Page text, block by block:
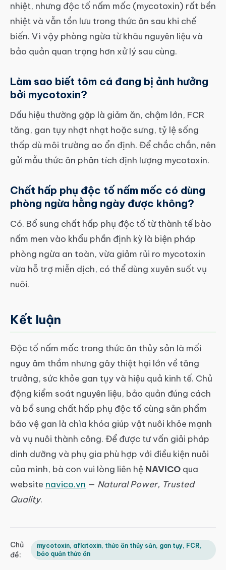
nhiệt, nhưng độc tố nấm mốc (mycotoxin) rất bền
nhiệt và vẫn tồn lưu trong thức ăn sau khi chế
biến. Vì vậy phòng ngừa từ khâu nguyên liệu và
bảo quản quan trọng hơn xử lý sau cùng.
Làm sao biết tôm cá đang bị ảnh hưởng
bởi mycotoxin?
Dấu hiệu thường gặp là giảm ăn, chậm lớn, FCR
tăng, gan tụy nhợt nhạt hoặc sưng, tỷ lệ sống
thấp dù môi trường ao ổn định. Để chắc chắn, nên
gửi mẫu thức ăn phân tích định lượng mycotoxin.
Chất hấp phụ độc tố nấm mốc có dùng
phòng ngừa hằng ngày được không?
Có. Bổ sung chất hấp phụ độc tố từ thành tế bào
nấm men vào khẩu phần định kỳ là biện pháp
phòng ngừa an toàn, vừa giảm rủi ro mycotoxin
vừa hỗ trợ miễn dịch, có thể dùng xuyên suốt vụ
nuôi.
Kết luận
Độc tố nấm mốc trong thức ăn thủy sản là mối
nguy âm thầm nhưng gây thiệt hại lớn về tăng
trưởng, sức khỏe gan tụy và hiệu quả kinh tế. Chủ
động kiểm soát nguyên liệu, bảo quản đúng cách
và bổ sung chất hấp phụ độc tố cùng sản phẩm
bảo vệ gan là chìa khóa giúp vật nuôi khỏe mạnh
và vụ nuôi thành công. Để được tư vấn giải pháp
dinh dưỡng và phụ gia phù hợp với điều kiện nuôi
của mình, bà con vui lòng liên hệ NAVICO qua
website navico.vn — Natural Power, Trusted
Quality.
Chủ
đề:
mycotoxin, aflatoxin, thức ăn thủy sản, gan tụy, FCR,
bảo quản thức ăn